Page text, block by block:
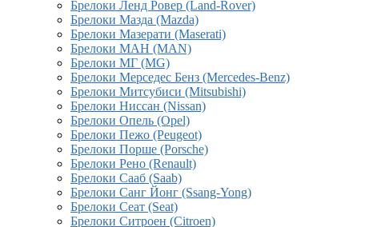
Брелоки Ленд Ровер (Land-Rover)
Брелоки Мазда (Mazda)
Брелоки Мазерати (Maserati)
Брелоки МАН (MAN)
Брелоки МГ (MG)
Брелоки Мерседес Бенз (Mercedes-Benz)
Брелоки Митсубиси (Mitsubishi)
Брелоки Ниссан (Nissan)
Брелоки Опель (Opel)
Брелоки Пежо (Peugeot)
Брелоки Порше (Porsche)
Брелоки Рено (Renault)
Брелоки Сааб (Saab)
Брелоки Санг Йонг (Ssang-Yong)
Брелоки Сеат (Seat)
Брелоки Ситроен (Citroen)